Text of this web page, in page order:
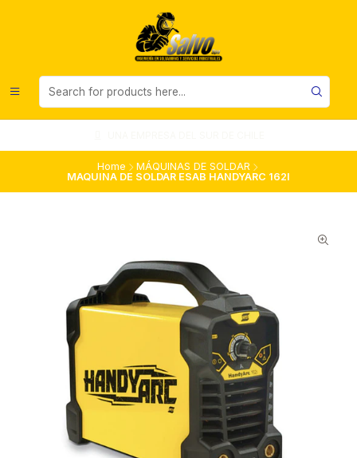
Home
MÁQUINAS DE SOLDAR
MAQUINA DE SOLDAR ESAB HANDYARC 162I